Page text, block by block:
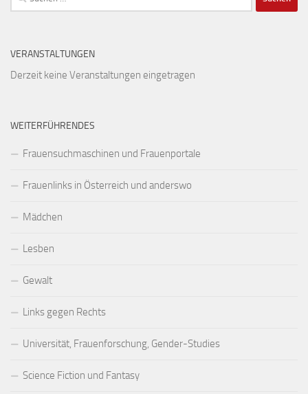
nach:
VERANSTALTUNGEN
Derzeit keine Veranstaltungen eingetragen
WEITERFÜHRENDES
Frauensuchmaschinen und Frauenportale
Frauenlinks in Österreich und anderswo
Mädchen
Lesben
Gewalt
Links gegen Rechts
Universität, Frauenforschung, Gender-Studies
Science Fiction und Fantasy